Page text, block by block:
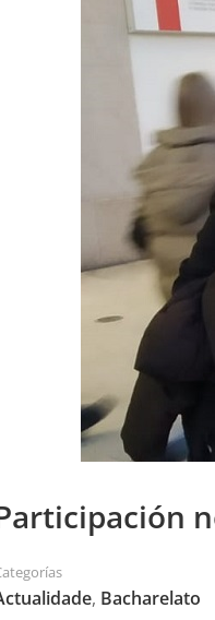
, Bacharelato